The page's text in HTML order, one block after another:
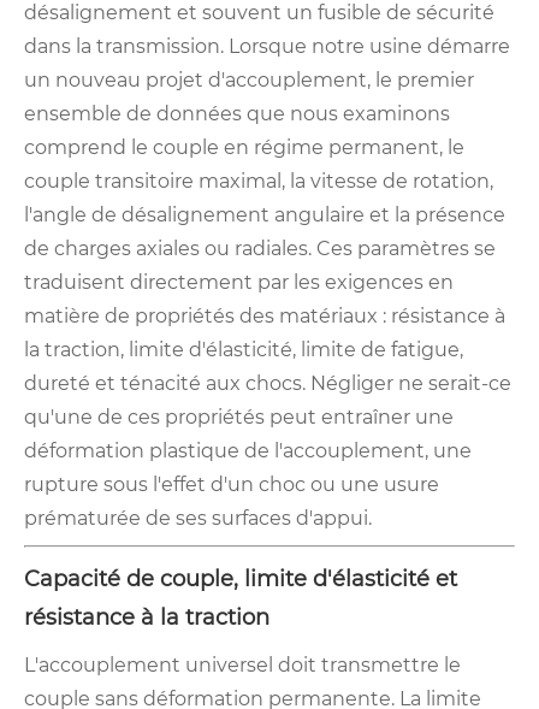
désalignement et souvent un fusible de sécurité
dans la transmission. Lorsque notre usine démarre
un nouveau projet d'accouplement, le premier
ensemble de données que nous examinons
comprend le couple en régime permanent, le
couple transitoire maximal, la vitesse de rotation,
l'angle de désalignement angulaire et la présence
de charges axiales ou radiales. Ces paramètres se
traduisent directement par les exigences en
matière de propriétés des matériaux : résistance à
la traction, limite d'élasticité, limite de fatigue,
dureté et ténacité aux chocs. Négliger ne serait-ce
qu'une de ces propriétés peut entraîner une
déformation plastique de l'accouplement, une
rupture sous l'effet d'un choc ou une usure
prématurée de ses surfaces d'appui.
Capacité de couple, limite d'élasticité et
résistance à la traction
L'accouplement universel doit transmettre le
couple sans déformation permanente. La limite